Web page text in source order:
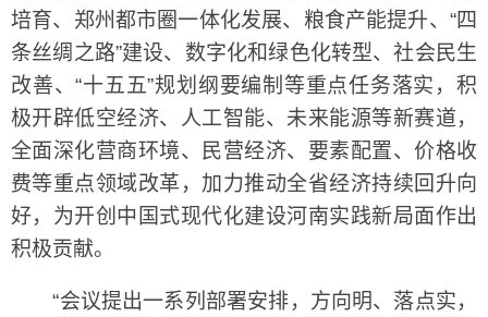
培育、郑州都市圈一体化发展、粮食产能提升、“四
条丝绸之路”建设、数字化和绿色化转型、社会民生
改善、“十五五”规划纲要编制等重点任务落实，积
极开辟低空经济、人工智能、未来能源等新赛道，
全面深化营商环境、民营经济、要素配置、价格收
费等重点领域改革，加力推动全省经济持续回升向
好，为开创中国式现代化建设河南实践新局面作出
积极贡献。
“会议提出一系列部署安排，方向明、落点实，